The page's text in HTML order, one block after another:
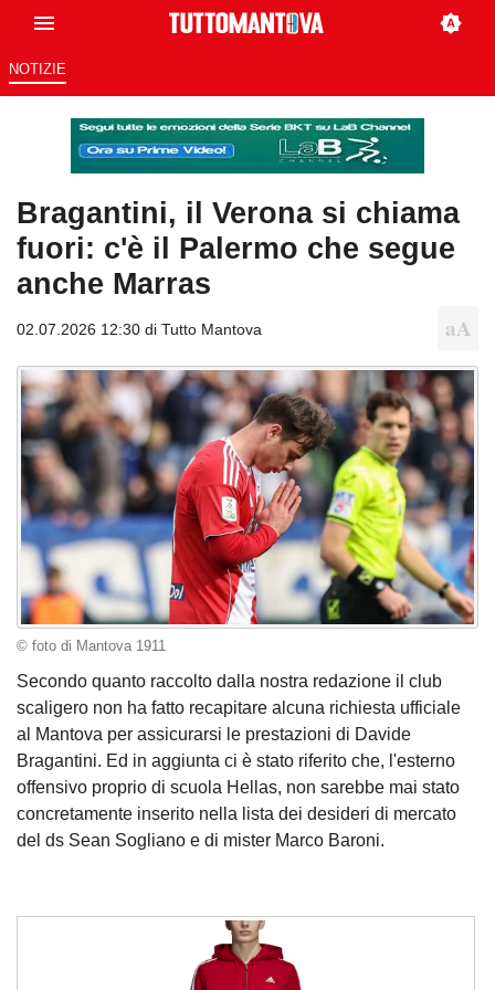
NOTIZIE
Bragantini, il Verona si chiama
fuori: c'è il Palermo che segue
anche Marras
02.07.2026 12:30 di Tutto Mantova
© foto di Mantova 1911
Secondo quanto raccolto dalla nostra redazione il club
scaligero non ha fatto recapitare alcuna richiesta ufficiale
al Mantova per assicurarsi le prestazioni di Davide
Bragantini. Ed in aggiunta ci è stato riferito che, l'esterno
offensivo proprio di scuola Hellas, non sarebbe mai stato
concretamente inserito nella lista dei desideri di mercato
del ds Sean Sogliano e di mister Marco Baroni.